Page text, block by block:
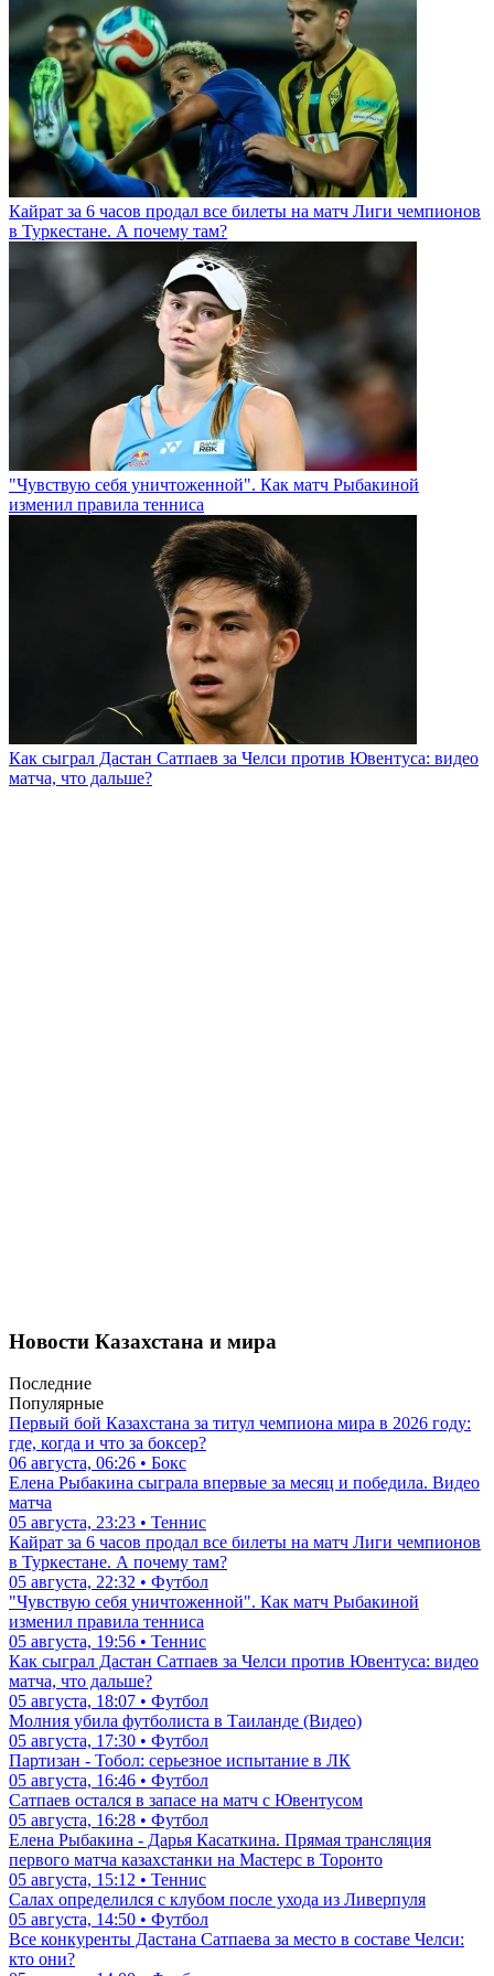
Кайрат за 6 часов продал все билеты на матч Лиги чемпионов
в Туркестане. А почему там?
"Чувствую себя уничтоженной". Как матч Рыбакиной
изменил правила тенниса
Как сыграл Дастан Сатпаев за Челси против Ювентуса: видео
матча, что дальше?
Новости Казахстана и мира
Последние
Популярные
Первый бой Казахстана за титул чемпиона мира в 2026 году:
где, когда и что за боксер?
06 августа, 06:26 • Бокс
Елена Рыбакина сыграла впервые за месяц и победила. Видео
матча
05 августа, 23:23 • Теннис
Кайрат за 6 часов продал все билеты на матч Лиги чемпионов
в Туркестане. А почему там?
05 августа, 22:32 • Футбол
"Чувствую себя уничтоженной". Как матч Рыбакиной
изменил правила тенниса
05 августа, 19:56 • Теннис
Как сыграл Дастан Сатпаев за Челси против Ювентуса: видео
матча, что дальше?
05 августа, 18:07 • Футбол
Молния убила футболиста в Таиланде (Видео)
05 августа, 17:30 • Футбол
Партизан - Тобол: серьезное испытание в ЛК
05 августа, 16:46 • Футбол
Сатпаев остался в запасе на матч с Ювентусом
05 августа, 16:28 • Футбол
Елена Рыбакина - Дарья Касаткина. Прямая трансляция
первого матча казахстанки на Мастерс в Торонто
05 августа, 15:12 • Теннис
Салах определился с клубом после ухода из Ливерпуля
05 августа, 14:50 • Футбол
Все конкуренты Дастана Сатпаева за место в составе Челси:
кто они?